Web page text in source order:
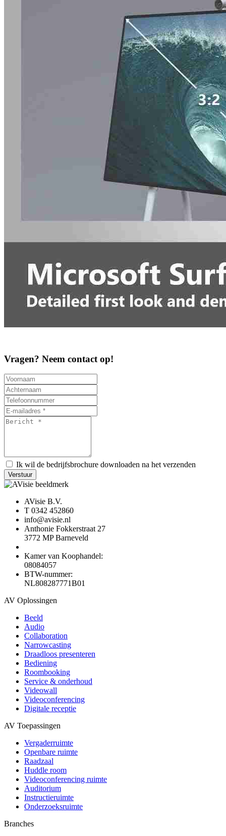
Vragen? Neem contact op!
Ik wil de bedrijfsbrochure downloaden na het verzenden
Verstuur
AVisie B.V.
T 0342 452860
info@avisie.nl
Anthonie Fokkerstraat 27
3772 MP Barneveld
Kamer van Koophandel:
08084057
BTW-nummer:
NL808287771B01
AV Oplossingen
Beeld
Audio
Collaboration
Narrowcasting
Draadloos presenteren
Bediening
Roombooking
Service & onderhoud
Videowall
Videoconferencing
Digitale receptie
AV Toepassingen
Vergaderruimte
Openbare ruimte
Raadzaal
Huddle room
Videoconferencing ruimte
Auditorium
Instructieruimte
Onderzoeksruimte
Branches